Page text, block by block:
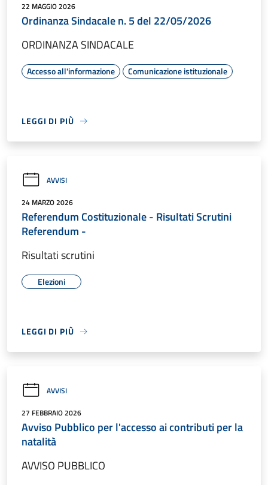
22 MAGGIO 2026
Ordinanza Sindacale n. 5 del 22/05/2026
ORDINANZA SINDACALE
Accesso all'informazione Comunicazione istituzionale
LEGGI DI PIÙ
AVVISI
24 MARZO 2026
Referendum Costituzionale - Risultati Scrutini
Referendum -
Risultati scrutini
Elezioni
LEGGI DI PIÙ
AVVISI
27 FEBBRAIO 2026
Avviso Pubblico per l'accesso ai contributi per la
natalità
AVVISO PUBBLICO